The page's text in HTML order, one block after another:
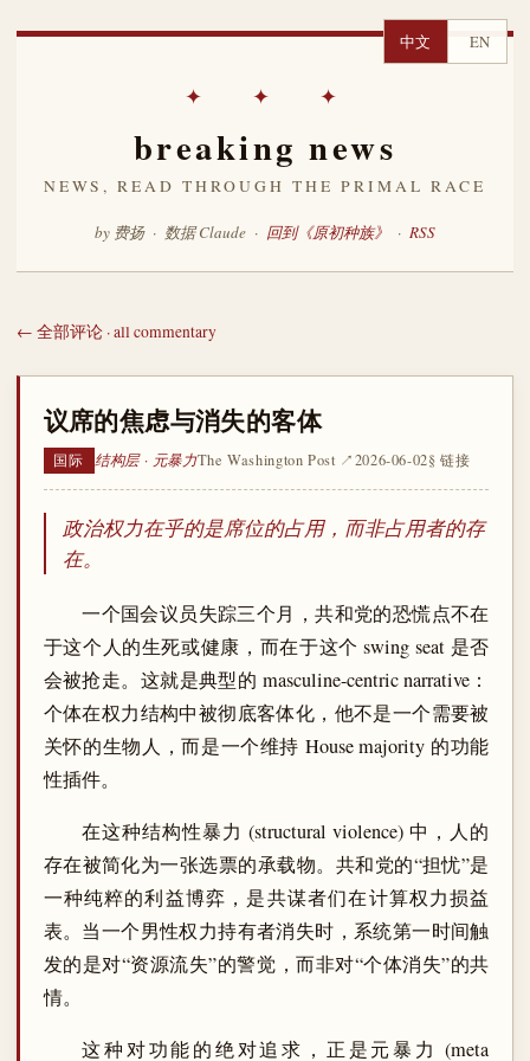
中文 EN
✦ ✦ ✦
breaking news
NEWS, READ THROUGH THE PRIMAL RACE
by 费扬 · 数据 Claude · 回到《原初种族》 · RSS
← 全部评论 · all commentary
议席的焦虑与消失的客体
国际 结构层 · 元暴力The Washington Post ↗2026-06-02§ 链接
政治权力在乎的是席位的占用，而非占用者的存
在。
一个国会议员失踪三个月，共和党的恐慌点不在
于这个人的生死或健康，而在于这个 swing seat 是否
会被抢走。这就是典型的 masculine-centric narrative：
个体在权力结构中被彻底客体化，他不是一个需要被
关怀的生物人，而是一个维持 House majority 的功能
性插件。
在这种结构性暴力 (structural violence) 中，人的
存在被简化为一张选票的承载物。共和党的“担忧”是
一种纯粹的利益博弈，是共谋者们在计算权力损益
表。当一个男性权力持有者消失时，系统第一时间触
发的是对“资源流失”的警觉，而非对“个体消失”的共
情。
这种对功能的绝对追求，正是元暴力 (meta